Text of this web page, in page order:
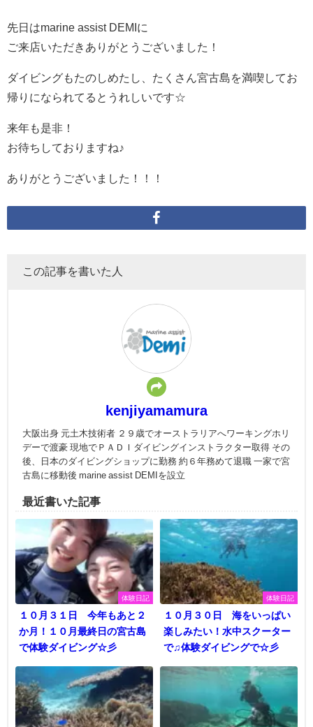
先日はmarine assist DEMIに
ご来店いただきありがとうございました！
ダイビングもたのしめたし、たくさん宮古島を満喫してお
帰りになられてるとうれしいです☆
来年も是非！
お待ちしておりますね♪
ありがとうございました！！！
この記事を書いた人
kenjiyamamura
大阪出身 元土木技術者 ２９歳でオーストラリアへワーキングホリ
デーで渡豪 現地でＰＡＤＩダイビングインストラクター取得 その
後、日本のダイビングショップに勤務 約６年務めて退職 一家で宮
古島に移動後 marine assist DEMIを設立
最近書いた記事
体験日記
１０月３１日 今年もあと２
か月！１０月最終日の宮古島
で体験ダイビング☆彡
体験日記
１０月３０日 海をいっぱい
楽しみたい！水中スクーター
で♫体験ダイビングで☆彡